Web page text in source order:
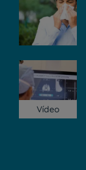
Vídeo